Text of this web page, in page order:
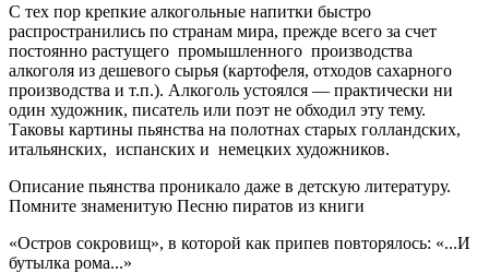
С тех пор крепкие алкогольные напитки быстро
распространились по странам мира, прежде всего за счет
постоянно растущего промышленного производства
алкоголя из дешевого сырья (картофеля, отходов сахарного
производства и т.п.). Алкоголь устоялся — практически ни
один художник, писатель или поэт не обходил эту тему.
Таковы картины пьянства на полотнах старых голландских,
итальянских, испанских и немецких художников.
Описание пьянства проникало даже в детскую литературу.
Помните знаменитую Песню пиратов из книги
«Остров сокровищ», в которой как припев повторялось: «...И
бутылка рома...»